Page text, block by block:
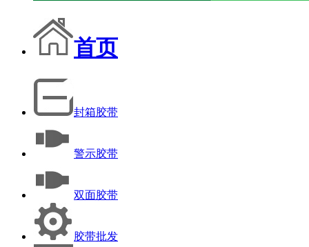
首页
封箱胶带
警示胶带
双面胶带
胶带批发